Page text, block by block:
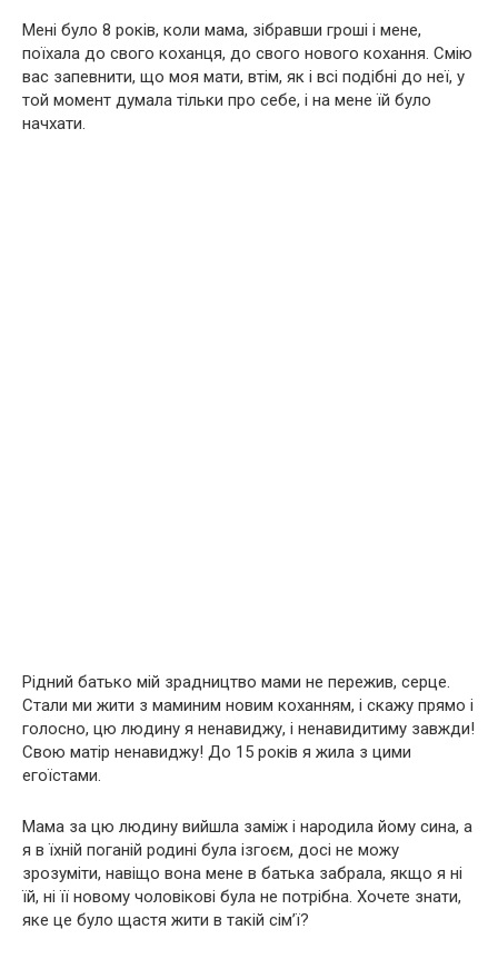
Мені було 8 років, коли мама, зібравши гроші і мене,
поїхала до свого коханця, до свого нового кохання. Смію
вас запевнити, що моя мати, втім, як і всі подібні до неї, у
той момент думала тільки про себе, і на мене їй було
начхати.
Рідний батько мій зрадництво мами не пережив, серце.
Стали ми жити з маминим новим коханням, і скажу прямо і
голосно, цю людину я ненавиджу, і ненавидитиму завжди!
Свою матір ненавиджу! До 15 років я жила з цими
егоїстами.
Мама за цю людину вийшла заміж і народила йому сина, а
я в їхній поганій родині була ізгоєм, досі не можу
зрозуміти, навіщо вона мене в батька забрала, якщо я ні
їй, ні її новому чоловікові була не потрібна. Хочете знати,
яке це було щастя жити в такій сім’ї?